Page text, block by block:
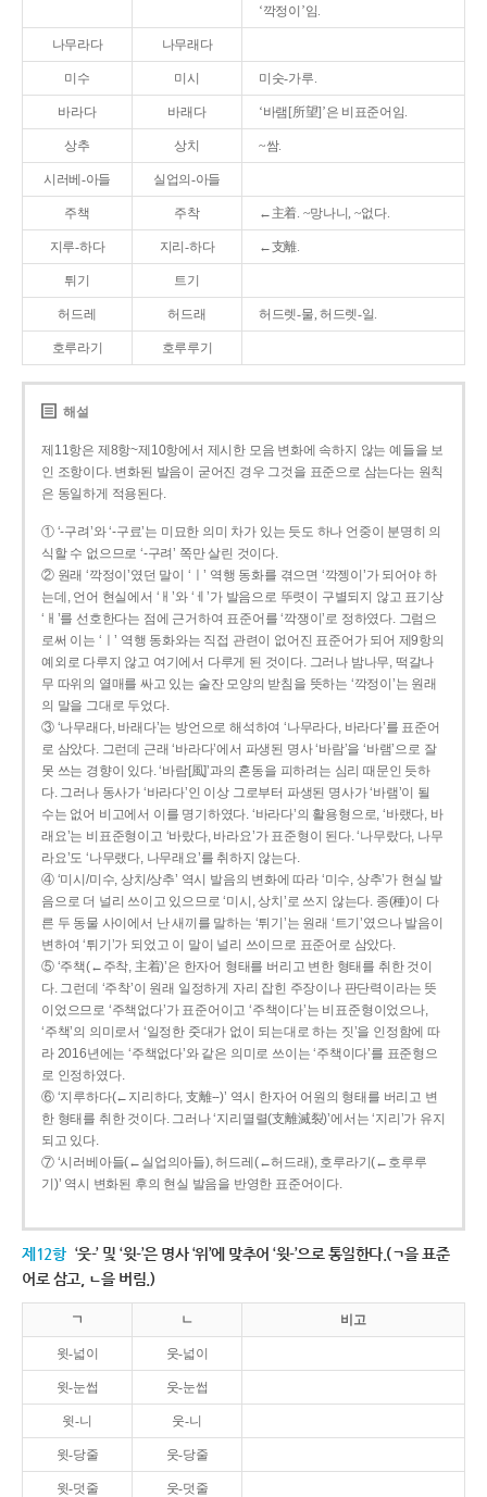
‘깍정이’임.
나무라다 나무래다
미수 미시 미숫-가루.
바라다 바래다 ‘바램[所望]’은 비표준어임.
상추 상치 ~쌈.
시러베-아들 실업의-아들
주책 주착 ←主着. ~망나니, ~없다.
지루-하다 지리-하다 ←支離.
튀기 트기
허드레 허드래 허드렛-물, 허드렛-일.
호루라기 호루루기
해설
제11항은 제8항~제10항에서 제시한 모음 변화에 속하지 않는 예들을 보
인 조항이다. 변화된 발음이 굳어진 경우 그것을 표준으로 삼는다는 원칙
은 동일하게 적용된다.
① ‘-구려’와 ‘-구료’는 미묘한 의미 차가 있는 듯도 하나 언중이 분명히 의
식할 수 없으므로 ‘-구려’ 쪽만 살린 것이다.
② 원래 ‘깍정이’였던 말이 ‘ㅣ’ 역행 동화를 겪으면 ‘깍젱이’가 되어야 하
는데, 언어 현실에서 ‘ㅐ’와 ‘ㅔ’가 발음으로 뚜렷이 구별되지 않고 표기상
‘ㅐ’를 선호한다는 점에 근거하여 표준어를 ‘깍쟁이’로 정하였다. 그럼으
로써 이는 ‘ㅣ’ 역행 동화와는 직접 관련이 없어진 표준어가 되어 제9항의
예외로 다루지 않고 여기에서 다루게 된 것이다. 그러나 밤나무, 떡갈나
무 따위의 열매를 싸고 있는 술잔 모양의 받침을 뜻하는 ‘깍정이’는 원래
의 말을 그대로 두었다.
③ ‘나무래다, 바래다’는 방언으로 해석하여 ‘나무라다, 바라다’를 표준어
로 삼았다. 그런데 근래 ‘바라다’에서 파생된 명사 ‘바람’을 ‘바램’으로 잘
못 쓰는 경향이 있다. ‘바람[風]’과의 혼동을 피하려는 심리 때문인 듯하
다. 그러나 동사가 ‘바라다’인 이상 그로부터 파생된 명사가 ‘바램’이 될
수는 없어 비고에서 이를 명기하였다. ‘바라다’의 활용형으로, ‘바랬다, 바
래요’는 비표준형이고 ‘바랐다, 바라요’가 표준형이 된다. ‘나무랐다, 나무
라요’도 ‘나무랬다, 나무래요’를 취하지 않는다.
④ ‘미시/미수, 상치/상추’ 역시 발음의 변화에 따라 ‘미수, 상추’가 현실 발
음으로 더 널리 쓰이고 있으므로 ‘미시, 상치’로 쓰지 않는다. 종(種)이 다
른 두 동물 사이에서 난 새끼를 말하는 ‘튀기’는 원래 ‘트기’였으나 발음이
변하여 ‘튀기’가 되었고 이 말이 널리 쓰이므로 표준어로 삼았다.
⑤ ‘주책(←주착, 主着)’은 한자어 형태를 버리고 변한 형태를 취한 것이
다. 그런데 ‘주착’이 원래 일정하게 자리 잡힌 주장이나 판단력이라는 뜻
이었으므로 ‘주책없다’가 표준어이고 ‘주책이다’는 비표준형이었으나,
‘주책’의 의미로서 ‘일정한 줏대가 없이 되는대로 하는 짓’을 인정함에 따
라 2016년에는 ‘주책없다’와 같은 의미로 쓰이는 ‘주책이다’를 표준형으
로 인정하였다.
⑥ ‘지루하다(←지리하다, 支離--)’ 역시 한자어 어원의 형태를 버리고 변
한 형태를 취한 것이다. 그러나 ‘지리멸렬(支離滅裂)’에서는 ‘지리’가 유지
되고 있다.
⑦ ‘시러베아들(←실업의아들), 허드레(←허드래), 호루라기(←호루루
기)’ 역시 변화된 후의 현실 발음을 반영한 표준어이다.
제12항 ‘웃-’ 및 ‘윗-’은 명사 ‘위’에 맞추어 ‘윗-’으로 통일한다.(ㄱ을 표준
어로 삼고, ㄴ을 버림.)
ㄱ ㄴ 비고
윗-넓이 웃-넓이
윗-눈썹 웃-눈썹
윗-니 웃-니
윗-당줄 웃-당줄
윗-덧줄 웃-덧줄